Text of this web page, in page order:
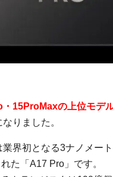
15ProMaxの上位モデ
なりました。
界初となる3ナノメー
た「A17 Pro」です。